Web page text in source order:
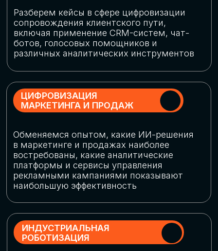
СПИКЕРЫ
СТАТЬ СПИКЕРОМ
В конференции участвовали более 120 спикеров